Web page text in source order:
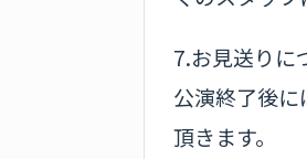
7.お見送りに
公演終了後
頂きます。